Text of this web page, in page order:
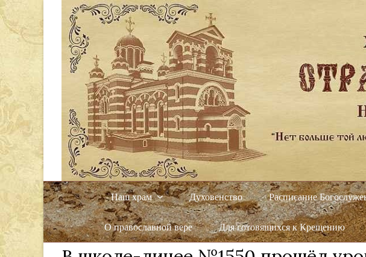
Наш храм Духовенство Расписание
О православной вере Для готовящихся к Крещению